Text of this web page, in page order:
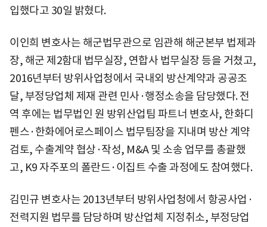
입했다고 30일 밝혔다.
이인희 변호사는 해군법무관으로 임관해 해군본부 법제과
장, 해군 제2함대 법무실장, 연합사 법무실장 등을 거쳤고,
2016년부터 방위사업청에서 국내외 방산계약과 공공조
달, 부정당업체 제재 관련 민사·행정소송을 담당했다. 전
역 후에는 법무법인 원 방위산업팀 파트너 변호사, 한화디
펜스·한화에어로스페이스 법무팀장을 지내며 방산 계약
검토, 수출계약 협상·작성, M&A 및 소송 업무를 총괄했
고, K9 자주포의 폴란드·이집트 수출 과정에도 참여했다.
김민규 변호사는 2013년부터 방위사업청에서 항공사업·
전력지원 법무를 담당하며 방산업체 지정취소, 부정당업